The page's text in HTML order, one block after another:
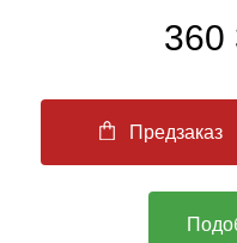
360
Предзаказ